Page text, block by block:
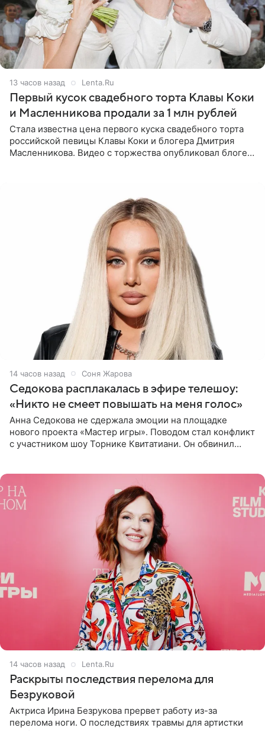
13 часов назад Lenta.Ru
Первый кусок свадебного торта Клавы Коки
и Масленникова продали за 1 млн рублей
Стала известна цена первого куска свадебного торта
российской певицы Клавы Коки и блогера Дмитрия
Масленникова. Видео с торжества опубликовал блогер
14 часов назад Соня Жарова
Седокова расплакалась в эфире телешоу:
«Никто не смеет повышать на меня голос»
Анна Седокова не сдержала эмоции на площадке
нового проекта «Мастер игры». Поводом стал конфликт
с участником шоу Торнике Квитатиани. Он обвинил
14 часов назад Lenta.Ru
Раскрыты последствия перелома для
Безруковой
Актриса Ирина Безрукова прервет работу из-за
перелома ноги. О последствиях травмы для артистки